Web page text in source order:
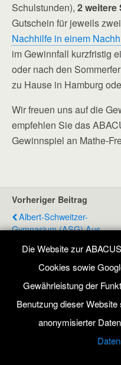
Schulstunden), 2 weitere
Gutschein für jeweils
Nachhilfe in einem
im Gewinnfall kurzfristig
oder nach den
zu Hause in Hamburg
Wir freuen uns auf die
empfehlen Sie das
Gewinnspiel an Mathe-
Vorheriger Beitrag
Albert-Schweitzer-
Gymnasium (ASG) Aus
Siegerklasse
Mobil
Die Website zur
Cookies sowie
Gewährleistung der
Benutzung dieser
anonymisierter